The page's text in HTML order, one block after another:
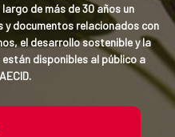
de más de 30 años un
documentos relacionados con
el desarrollo sostenible y la
disponibles al público a